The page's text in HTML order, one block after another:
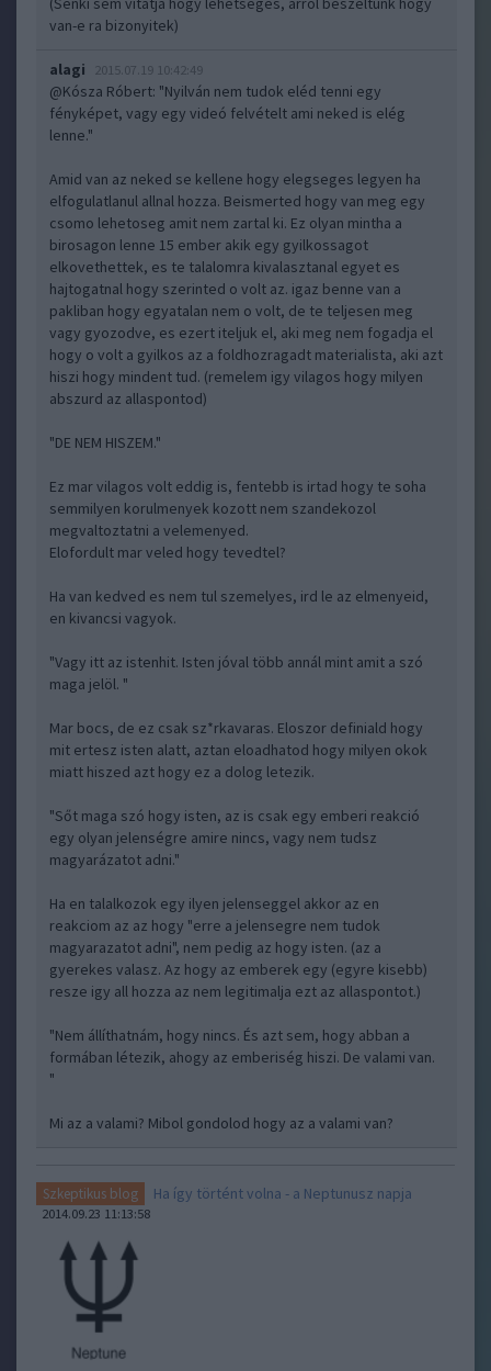
van-e ra bizonyitek)
alagi 2015.07.19 10:42:49
@Kósza Róbert: "Nyilván nem tudok eléd tenni egy
fényképet, vagy egy videó felvételt ami neked is elég
lenne."
Amid van az neked se kellene hogy elegseges legyen ha
elfogulatlanul allnal hozza. Beismerted hogy van meg egy
csomo lehetoseg amit nem zartal ki. Ez olyan mintha a
birosagon lenne 15 ember akik egy gyilkossagot
elkovethettek, es te talalomra kivalasztanal egyet es
hajtogatnal hogy szerinted o volt az. igaz benne van a
pakliban hogy egyatalan nem o volt, de te teljesen meg
vagy gyozodve, es ezert iteljuk el, aki meg nem fogadja el
hogy o volt a gyilkos az a foldhozragadt materialista, aki azt
hiszi hogy mindent tud. (remelem igy vilagos hogy milyen
abszurd az allaspontod)
"DE NEM HISZEM."
Ez mar vilagos volt eddig is, fentebb is irtad hogy te soha
semmilyen korulmenyek kozott nem szandekozol
megvaltoztatni a velemenyed.
Elofordult mar veled hogy tevedtel?
Ha van kedved es nem tul szemelyes, ird le az elmenyeid,
en kivancsi vagyok.
"Vagy itt az istenhit. Isten jóval több annál mint amit a szó
maga jelöl. "
Mar bocs, de ez csak sz*rkavaras. Eloszor definiald hogy
mit ertesz isten alatt, aztan eloadhatod hogy milyen okok
miatt hiszed azt hogy ez a dolog letezik.
"Sőt maga szó hogy isten, az is csak egy emberi reakció
egy olyan jelenségre amire nincs, vagy nem tudsz
magyarázatot adni."
Ha en talalkozok egy ilyen jelenseggel akkor az en
reakciom az az hogy "erre a jelensegre nem tudok
magyarazatot adni", nem pedig az hogy isten. (az a
gyerekes valasz. Az hogy az emberek egy (egyre kisebb)
resze igy all hozza az nem legitimalja ezt az allaspontot.)
"Nem állíthatnám, hogy nincs. És azt sem, hogy abban a
formában létezik, ahogy az emberiség hiszi. De valami van.
"
Mi az a valami? Mibol gondolod hogy az a valami van?
Szkeptikus blog Ha így történt volna - a Neptunusz napja
2014.09.23 11:13:58